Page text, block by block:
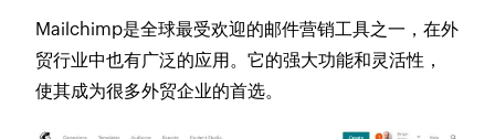
Mailchimp是全球最受欢迎的邮件营销工具之一，在外
贸行业中也有广泛的应用。它的强大功能和灵活性，
使其成为很多外贸企业的首选。